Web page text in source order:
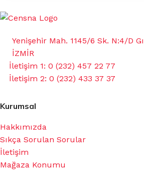
Yenişehir Mah. 1145/6 Sk. N:4/D
İZMİR
İletişim 1: 0 (232) 457 22 77
İletişim 2: 0 (232) 433 37 37
Kurumsal
Hakkımızda
Sıkça Sorulan Sorular
İletişim
Mağaza Konumu